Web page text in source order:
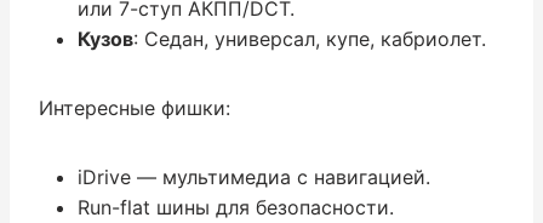
или 7-ступ АКПП/DCT.
Кузов: Седан, универсал, купе, кабриолет.
Интересные фишки:
iDrive — мультимедиа с навигацией.
Run-flat шины для безопасности.